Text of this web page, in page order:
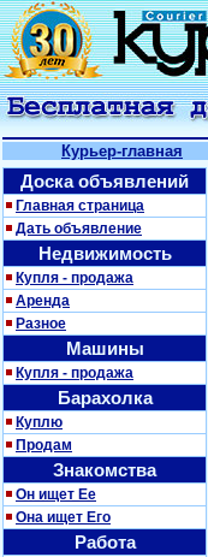
Курьер-главная
Доска объявлений
Главная страница
Дать объявление
Недвижимость
Купля - продажа
Аренда
Разное
Машины
Купля - продажа
Барахолка
Куплю
Продам
Знакомства
Он ищет Ее
Она ищет Его
Работа